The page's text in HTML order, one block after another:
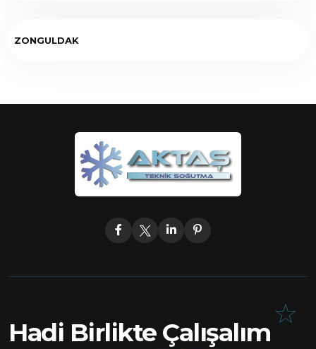
ZONGULDAK
Hadi Birlikte Çalışalım